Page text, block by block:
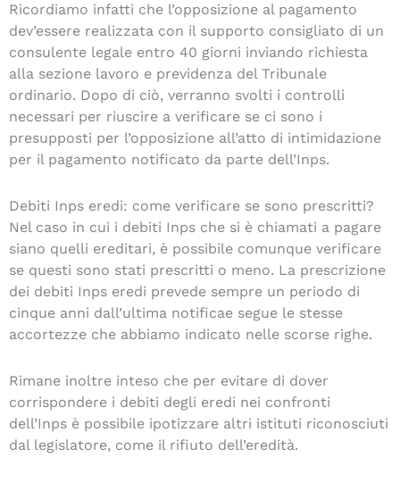
Ricordiamo infatti che l’opposizione al pagamento
dev’essere realizzata con il supporto consigliato di un
consulente legale entro 40 giorni inviando richiesta
alla sezione lavoro e previdenza del Tribunale
ordinario. Dopo di ciò, verranno svolti i controlli
necessari per riuscire a verificare se ci sono i
presupposti per l’opposizione all’atto di intimidazione
per il pagamento notificato da parte dell’Inps.
Debiti Inps eredi: come verificare se sono prescritti?
Nel caso in cui i debiti Inps che si è chiamati a pagare
siano quelli ereditari, è possibile comunque verificare
se questi sono stati prescritti o meno. La prescrizione
dei debiti Inps eredi prevede sempre un periodo di
cinque anni dall’ultima notificae segue le stesse
accortezze che abbiamo indicato nelle scorse righe.
Rimane inoltre inteso che per evitare di dover
corrispondere i debiti degli eredi nei confronti
dell’Inps è possibile ipotizzare altri istituti riconosciuti
dal legislatore, come il rifiuto dell’eredità.